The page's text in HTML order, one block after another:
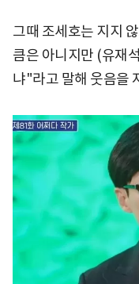
그때 조세호는 지지
큼은 아니지만 (유재
냐"라고 말해 웃음을